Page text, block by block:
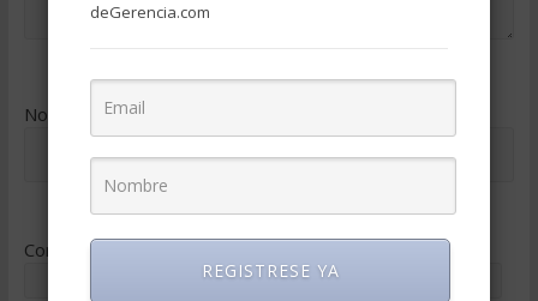
Nombre *
Correo electrónico
deGerencia.com
REGISTRESE YA